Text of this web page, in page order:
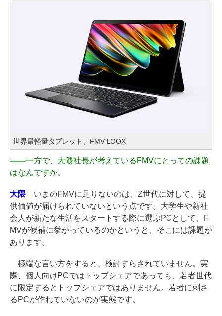
世界最軽量タブレット、FMV LOOX
――一方で、大隈社長が考えているFMVにとっての課題
はなんですか。
大隈 いまのFMVに足りないのは、Z世代に対して、提
供価値が届けられていないという点です。大学生や新社
会人が新たな生活をスタートする際に選ぶPCとして、F
MVが候補に挙がっているのかというと、そこには課題が
あります。
極端な言い方をすると、検討すらされていません。実
際、個人向けPCではトップシェアであっても、若者世代
に限定するとトップシェアではありません。若者に刺さ
るPCが作れていないのが実態です。